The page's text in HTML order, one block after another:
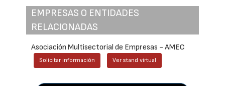
EMPRESAS O ENTIDADES
RELACIONADAS
Asociación Multisectorial de Empresas - AMEC
Solicitar información Ver stand virtual